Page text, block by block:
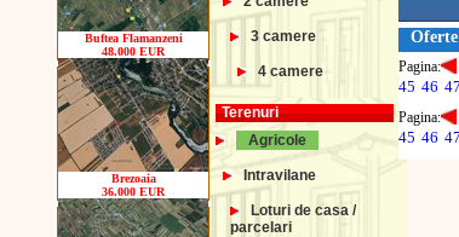
Buftea Flamanzeni
48.000 EUR
Brezoaia
36.000 EUR
3 camere
4 camere
Terenuri
Agricole
Intravilane
Loturi de casa /
parcelari
Pagina:
45 46 47
Pagina:
45 46 47